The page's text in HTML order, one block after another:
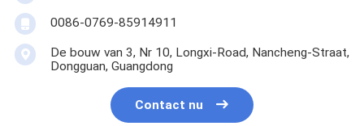
0086-0769-85914911
De bouw van 3, Nr 10, Longxi-Road, Nancheng-Straat,
Dongguan, Guangdong
Contact nu